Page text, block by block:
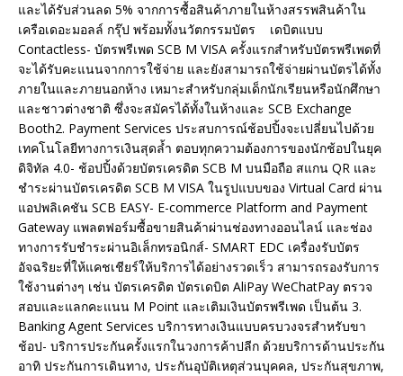
และได้รับส่วนลด 5% จากการซื้อสินค้าภายในห้างสรรพสินค้าใน
เครือเดอะมอลล์ กรุ๊ป พร้อมทั้งนวัตกรรมบัตร เดบิตแบบ
Contactless- บัตรพรีเพด SCB M VISA ครั้งแรกสำหรับบัตรพรีเพดที่
จะได้รับคะแนนจากการใช้จ่าย และยังสามารถใช้จ่ายผ่านบัตรได้ทั้ง
ภายในและภายนอกห้าง เหมาะสำหรับกลุ่มเด็กนักเรียนหรือนักศึกษา
และชาวต่างชาติ ซึ่งจะสมัครได้ทั้งในห้างและ SCB Exchange
Booth2. Payment Services ประสบการณ์ช้อปปิ้งจะเปลี่ยนไปด้วย
เทคโนโลยีทางการเงินสุดล้ำ ตอบทุกความต้องการของนักช้อปในยุค
ดิจิทัล 4.0- ช้อปปิ้งด้วยบัตรเครดิต SCB M บนมือถือ สแกน QR และ
ชำระผ่านบัตรเครดิต SCB M VISA ในรูปแบบของ Virtual Card ผ่าน
แอปพลิเคชัน SCB EASY- E-commerce Platform and Payment
Gateway แพลตฟอร์มซื้อขายสินค้าผ่านช่องทางออนไลน์ และช่อง
ทางการรับชำระผ่านอิเล็กทรอนิกส์- SMART EDC เครื่องรับบัตร
อัจฉริยะที่ให้แคชเชียร์ให้บริการได้อย่างรวดเร็ว สามารถรองรับการ
ใช้งานต่างๆ เช่น บัตรเครดิต บัตรเดบิต AliPay WeChatPay ตรวจ
สอบและแลกคะแนน M Point และเติมเงินบัตรพรีเพด เป็นต้น 3.
Banking Agent Services บริการทางเงินแบบครบวงจรสำหรับขา
ช้อป- บริการประกันครั้งแรกในวงการค้าปลีก ด้วยบริการด้านประกัน
อาทิ ประกันการเดินทาง, ประกันอุบัติเหตุส่วนบุคคล, ประกันสุขภาพ,